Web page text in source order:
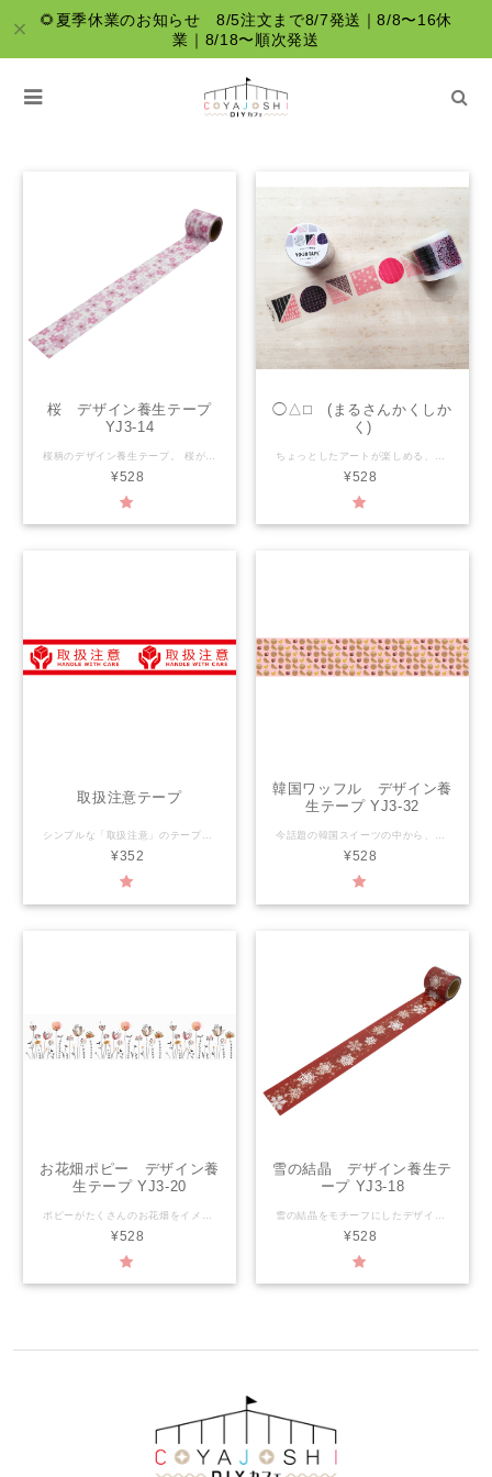
🌻夏季休業のお知らせ 8/5注文まで8/7発送｜8/8〜16休
業｜8/18〜順次発送
レッド・ピンク系
桜 デザイン養生テープ
YJ3-14
桜柄のデザイン養生テープ。 桜が咲くのは春だけど、テープはいつでも使えます☆ 【YOJO TAPEとは】 「かわいい」と「実用性」を兼ね備えたデザイン養生テープ。プラスチックに貼るとはがせて、紙に貼るとしっかりくっつく、水に強いテープです。 ラッピング・文房具・梱包・デコレーションと、色々使えます。 サイズ：幅45mm×長さ3ｍ 材 質：PEクロス 粘着剤：アクリル系 生産国：日本
¥528
◯△⬜︎ (まるさんかくしか
く)
ちょっとしたアートが楽しめる、◯△⬜︎デザインの養生テープです！ 【YOJOテープとは】 YOJOTAPEは、アレンジ自在、おしゃれで丈夫なデザイン養生テープです。 日常で使用するさまざまなアイテムをおしゃれにかわいく変身させることができます。 サイズ：幅45mm×長さ3ｍ 材 質：PEクロス 粘着剤：アクリル系 生産国：日本
¥528
取扱注意テープ
シンプルな「取扱注意」のテープ。 取扱注意の文字が33回～34回分。手で簡単にまっすぐ切れる上、シールのように剥離紙がないのでゴミも少なくサクサク貼れます。シールのようにお使いいただきたいテープです。 ※「取扱注意テープ」と「THANK YOU」は、ゆうメールでの発送が可能です。簡易包装でのお届けになります。 ※他のテープと一緒のご注文の場合は宅配便での発送となります。 【YOJO TAPEとは】 YOJOTAPEは、アレンジ自在、おしゃれで丈夫なデザイン養生テープです。 DIYの現場はもちろん、日常で使用するさまざまな物や場所をおしゃれに変身させることができます。 サイズ：幅28mm×長さ3ｍ 材 質：PETクロス 粘着剤：アクリル系 生産国：日本
¥352
韓国ワッフル デザイン養
生テープ YJ3-32
今話題の韓国スイーツの中から、韓国ワッフル（クロッフル）をテープにしました！ 小さなワッフルがたくさん並んだデザイン。 【YOJO TAPEとは】 YOJOTAPEは、アレンジ自在、おしゃれで丈夫なデザイン養生テープです。 DIYの現場はもちろん、日常で使用するさまざまな物や場所をおしゃれに変身させることができます。 サイズ：幅45mm×長さ3ｍ 材 質：PEクロス 粘着剤：アクリル系 生産国：日本
¥528
お花畑ポピー デザイン養
生テープ YJ3-20
¥528
雪の結晶 デザイン養生テ
ープ YJ3-18
¥528